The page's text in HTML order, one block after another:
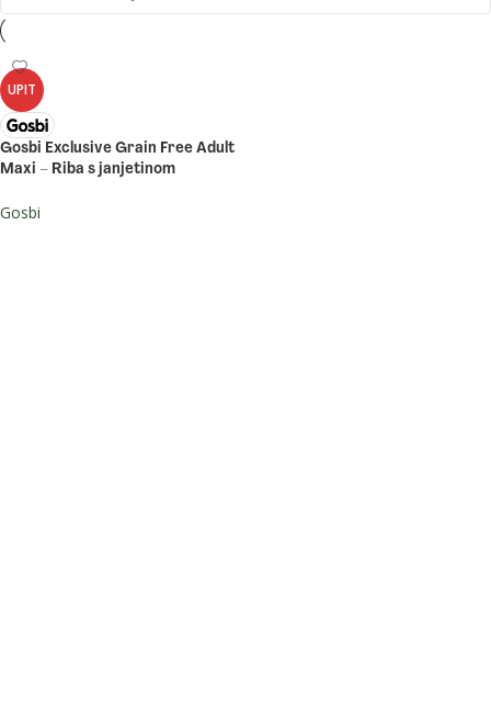
UPIT
Gosbi Exclusive Grain Free Adult
Maxi – Riba s janjetinom
Gosbi